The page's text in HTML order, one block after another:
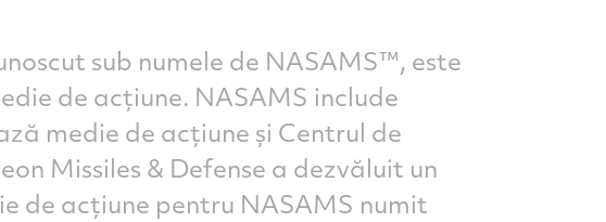
sub numele de NASAMS™, este
de acțiune. NASAMS include
medie de acțiune și Centrul de
Missiles & Defense a dezvăluit un
de acțiune pentru NASAMS numit